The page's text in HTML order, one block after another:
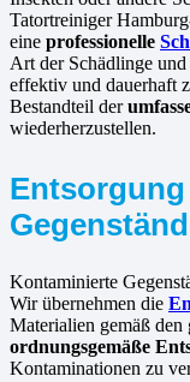
Tatortreiniger
eine professionelle
Art der Schädlinge
effektiv und dauerhaft
Bestandteil der
wiederherzustellen.
Kontaminierte
Wir übernehmen die
Materialien gemäß
ordnungsgemäße
Kontaminationen zu